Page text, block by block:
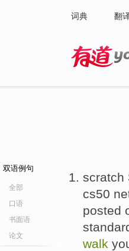
词典 翻
双语例句
全部
口语
书面语
论文
scratch
cs50
posted
walk